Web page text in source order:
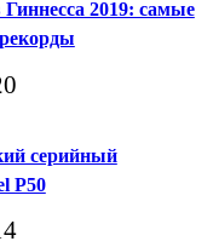
2019: самые
серийный
P50